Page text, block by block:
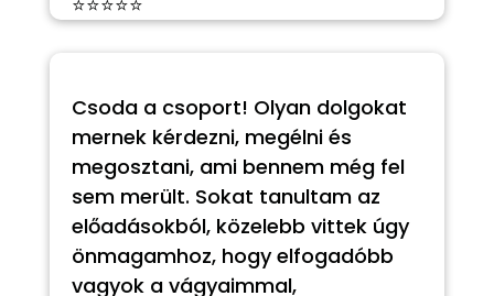
Csoda a csoport! Olyan dolgokat
mernek kérdezni, megélni és
megosztani, ami bennem még fel
sem merült. Sokat tanultam az
előadásokból, közelebb vittek úgy
önmagamhoz, hogy elfogadóbb
vagyok a vágyaimmal,